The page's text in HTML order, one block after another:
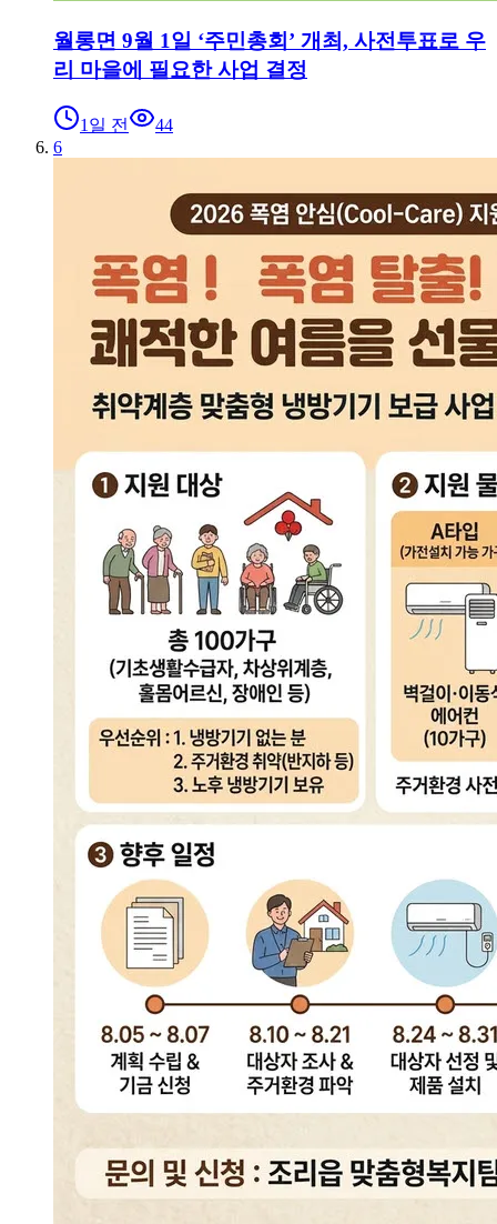
월롱면 9월 1일 ‘주민총회’ 개최, 사전투표로 우
리 마을에 필요한 사업 결정
1일 전
44
6